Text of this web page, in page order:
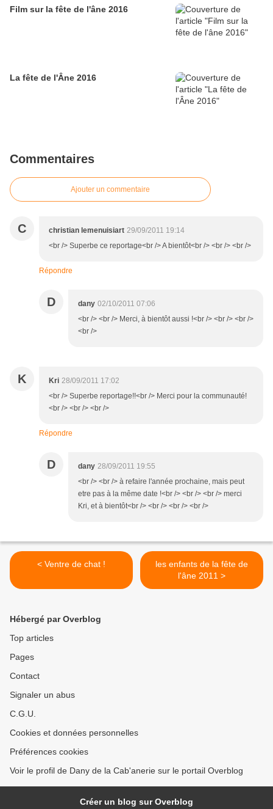
Film sur la fête de l'âne 2016
La fête de l'Âne 2016
Commentaires
Ajouter un commentaire
C christian lemenuisiart 29/09/2011 19:14
<br /> Superbe ce reportage<br /> A bientôt<br /> <br /> <br />
Répondre
D dany 02/10/2011 07:06
<br /> <br /> Merci, à bientôt aussi !<br /> <br /> <br />
<br />
K Kri 28/09/2011 17:02
<br /> Superbe reportage!!<br /> Merci pour la communauté!
<br /> <br /> <br />
Répondre
D dany 28/09/2011 19:55
<br /> <br /> à refaire l'année prochaine, mais peut
etre pas à la même date !<br /> <br /> <br /> merci
Kri, et à bientôt<br /> <br /> <br /> <br />
< Ventre de chat !
les enfants de la fête de
l'âne 2011 >
Hébergé par Overblog
Top articles
Pages
Contact
Signaler un abus
C.G.U.
Cookies et données personnelles
Préférences cookies
Voir le profil de Dany de la Cab'anerie sur le portail Overblog
Créer un blog sur Overblog